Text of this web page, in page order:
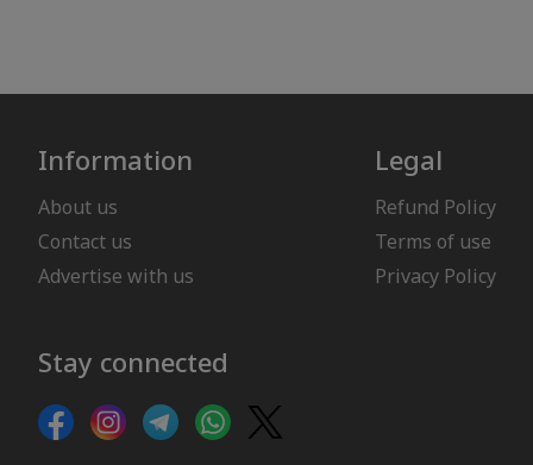
Information
About us
Contact us
Advertise with us
Legal
Refund Policy
Terms of use
Privacy Policy
Stay connected